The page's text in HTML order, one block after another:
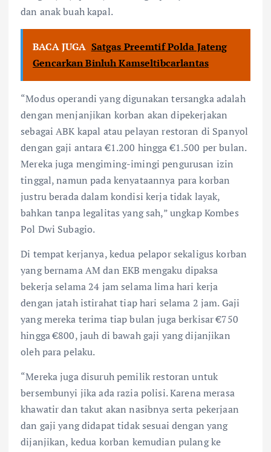
dan anak buah kapal.
BACA JUGA Satgas Preemtif Polda Jateng
Gencarkan Binluh Kamseltibcarlantas
“Modus operandi yang digunakan tersangka adalah
dengan menjanjikan korban akan dipekerjakan
sebagai ABK kapal atau pelayan restoran di Spanyol
dengan gaji antara €1.200 hingga €1.500 per bulan.
Mereka juga mengiming-imingi pengurusan izin
tinggal, namun pada kenyataannya para korban
justru berada dalam kondisi kerja tidak layak,
bahkan tanpa legalitas yang sah,” ungkap Kombes
Pol Dwi Subagio.
Di tempat kerjanya, kedua pelapor sekaligus korban
yang bernama AM dan EKB mengaku dipaksa
bekerja selama 24 jam selama lima hari kerja
dengan jatah istirahat tiap hari selama 2 jam. Gaji
yang mereka terima tiap bulan juga berkisar €750
hingga €800, jauh di bawah gaji yang dijanjikan
oleh para pelaku.
“Mereka juga disuruh pemilik restoran untuk
bersembunyi jika ada razia polisi. Karena merasa
khawatir dan takut akan nasibnya serta pekerjaan
dan gaji yang didapat tidak sesuai dengan yang
dijanjikan, kedua korban kemudian pulang ke